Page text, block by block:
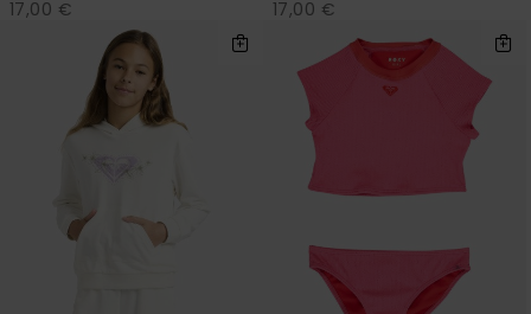
17,00 € 17,00 €